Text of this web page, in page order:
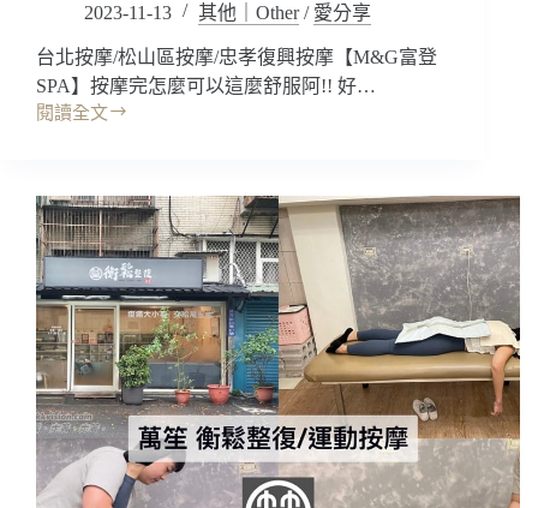
2023-11-13 其他｜Other/ 愛分享
台北按摩/松山區按摩/忠孝復興按摩【M&G富登
SPA】按摩完怎麼可以這麼舒服阿!! 好…
閱讀全文
台
摩
｜
M&G
富
登
SPA，
全
身
經
典
按
摩
+熱